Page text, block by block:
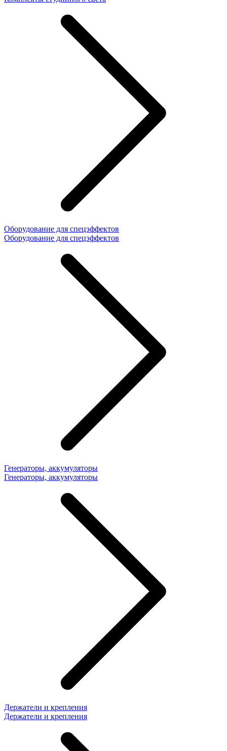
Оборудование для спецэффектов
Оборудование для спецэффектов
Генераторы, аккумуляторы
Генераторы, аккумуляторы
Держатели и крепления
Держатели и крепления